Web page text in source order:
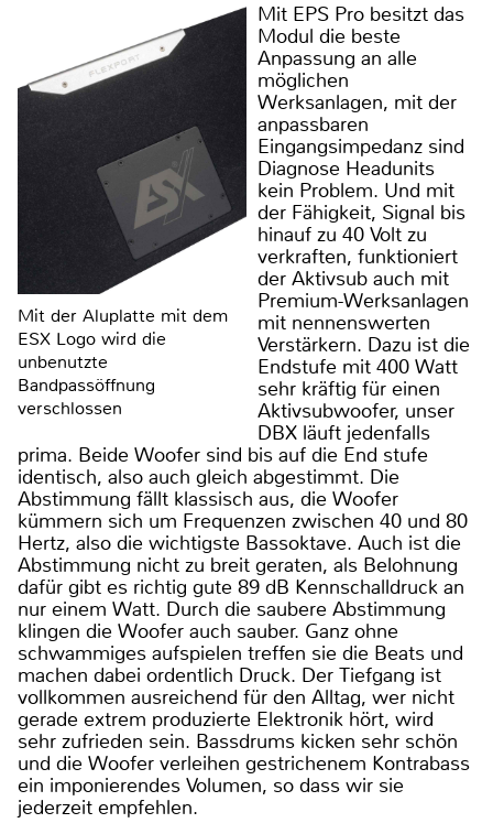
Mit der Aluplatte mit dem
ESX Logo wird die
unbenutzte
Bandpassöffnung
verschlossen
Mit EPS Pro besitzt das
Modul die beste
Anpassung an alle
möglichen
Werksanlagen, mit der
anpassbaren
Eingangsimpedanz sind
Diagnose Headunits
kein Problem. Und mit
der Fähigkeit, Signal bis
hinauf zu 40 Volt zu
verkraften, funktioniert
der Aktivsub auch mit
Premium-Werksanlagen
mit nennenswerten
Verstärkern. Dazu ist die
Endstufe mit 400 Watt
sehr kräftig für einen
Aktivsubwoofer, unser
DBX läuft jedenfalls
prima. Beide Woofer sind bis auf die End stufe
identisch, also auch gleich abgestimmt. Die
Abstimmung fällt klassisch aus, die Woofer
kümmern sich um Frequenzen zwischen 40 und 80
Hertz, also die wichtigste Bassoktave. Auch ist die
Abstimmung nicht zu breit geraten, als Belohnung
dafür gibt es richtig gute 89 dB Kennschalldruck an
nur einem Watt. Durch die saubere Abstimmung
klingen die Woofer auch sauber. Ganz ohne
schwammiges aufspielen treffen sie die Beats und
machen dabei ordentlich Druck. Der Tiefgang ist
vollkommen ausreichend für den Alltag, wer nicht
gerade extrem produzierte Elektronik hört, wird
sehr zufrieden sein. Bassdrums kicken sehr schön
und die Woofer verleihen gestrichenem Kontrabass
ein imponierendes Volumen, so dass wir sie
jederzeit empfehlen.